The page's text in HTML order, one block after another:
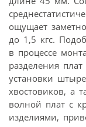
ощущает
до 1,5 кгс.
в процессе
разделения
установки
хвостовиков, а
волной плат с
изделиями,